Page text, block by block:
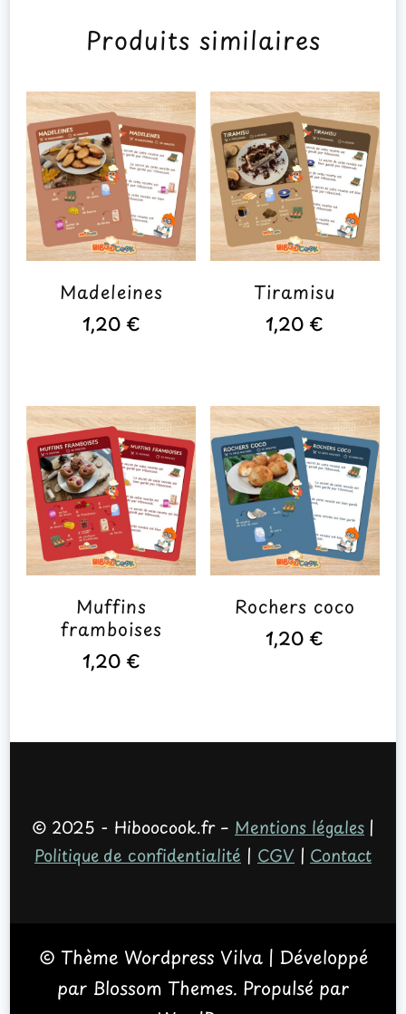
Produits similaires
Madeleines
1,20 €
Tiramisu
1,20€
Muffins
framboises
1,20 €
Rochers coco
1,20€
© 2025 - Hiboocook.fr – Mentions légales |
Politique de confidentialité | CGV | Contact
© Thème Wordpress Vilva | Développé
par Blossom Themes. Propulsé par